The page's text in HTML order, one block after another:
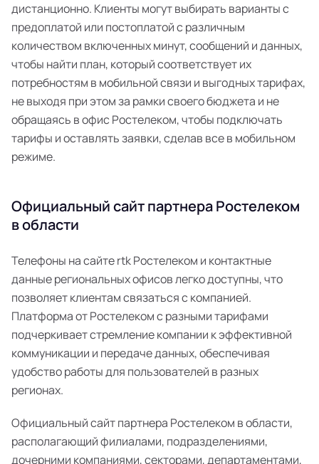
дистанционно. Клиенты могут выбирать варианты с
предоплатой или постоплатой с различным
количеством включенных минут, сообщений и данных,
чтобы найти план, который соответствует их
потребностям в мобильной связи и выгодных тарифах,
не выходя при этом за рамки своего бюджета и не
обращаясь в офис Ростелеком, чтобы подключать
тарифы и оставлять заявки, сделав все в мобильном
режиме.
Официальный сайт партнера Ростелеком
в области
Телефоны на сайте rtk Ростелеком и контактные
данные региональных офисов легко доступны, что
позволяет клиентам связаться с компанией.
Платформа от Ростелеком с разными тарифами
подчеркивает стремление компании к эффективной
коммуникации и передаче данных, обеспечивая
удобство работы для пользователей в разных
регионах.
Официальный сайт партнера Ростелеком в области,
располагающий филиалами, подразделениями,
дочерними компаниями, секторами, департаментами,